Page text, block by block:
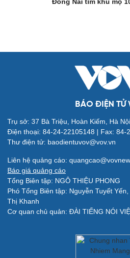
Quân sự - Quốc phòng
Vũ khí
Việt Nam
Phân tích
BÁO ĐIỆN TỬ
Trụ sở: 37 Bà Triệu, Hoàn Kiếm, Hà
Điện thoại: 84-24-22105148 | Fax: 84-
Thư điện tử: baodientuvov@vov.vn
Liên hệ quảng cáo:
Báo giá quảng cáo
Tổng Biên tập: NGÔ THIỆU PHONG
Phó Tổng Biên tập: Nguyễn Tuyết
Thị Khanh
Cơ quan chủ quản: ĐÀI TIẾNG NÓI